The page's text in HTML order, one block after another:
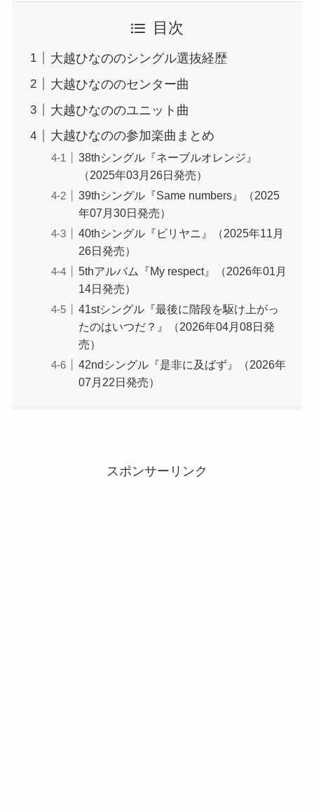
目次
大越ひなののシングル選抜経歴
大越ひなののセンター曲
大越ひなののユニット曲
大越ひなのの参加楽曲まとめ
38thシングル『ネーブルオレンジ』
（2025年03月26日発売）
39thシングル『Same numbers』（2025
年07月30日発売）
40thシングル『ビリヤニ』（2025年11月
26日発売）
5thアルバム『My respect』（2026年01月
14日発売）
41stシングル『最後に階段を駆け上がっ
たのはいつだ？』（2026年04月08日発
売）
42ndシングル『是非に及ばず』（2026年
07月22日発売）
スポンサーリンク